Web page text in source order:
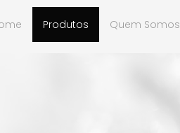
Produtos Quem Somos